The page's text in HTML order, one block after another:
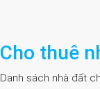
Cho thuê
Danh sách nhà đất